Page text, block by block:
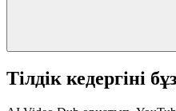
Тілдік кедергіні